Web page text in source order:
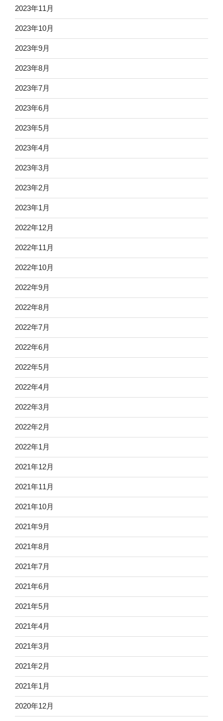
2023年11月
2023年10月
2023年9月
2023年8月
2023年7月
2023年6月
2023年5月
2023年4月
2023年3月
2023年2月
2023年1月
2022年12月
2022年11月
2022年10月
2022年9月
2022年8月
2022年7月
2022年6月
2022年5月
2022年4月
2022年3月
2022年2月
2022年1月
2021年12月
2021年11月
2021年10月
2021年9月
2021年8月
2021年7月
2021年6月
2021年5月
2021年4月
2021年3月
2021年2月
2021年1月
2020年12月